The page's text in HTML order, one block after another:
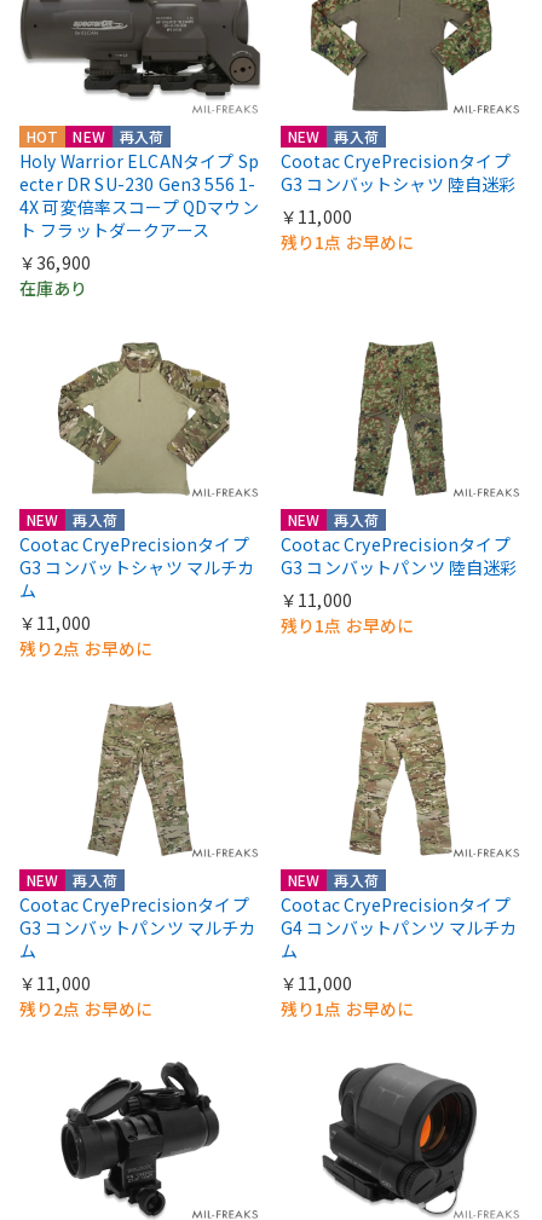
HOT NEW 再入荷
Holy Warrior ELCANタイプ Sp
ecter DR SU-230 Gen3 556 1-
4X 可変倍率スコープ QDマウン
ト フラットダークアース
￥36,900
在庫あり
NEW 再入荷
Cootac CryePrecisionタイプ
G3 コンバットシャツ 陸自迷彩
￥11,000
残り1点 お早めに
NEW 再入荷
Cootac CryePrecisionタイプ
G3 コンバットシャツ マルチカ
ム
￥11,000
残り2点 お早めに
NEW 再入荷
Cootac CryePrecisionタイプ
G3 コンバットパンツ 陸自迷彩
￥11,000
残り1点 お早めに
NEW 再入荷
Cootac CryePrecisionタイプ
G3 コンバットパンツ マルチカ
ム
￥11,000
残り2点 お早めに
NEW 再入荷
Cootac CryePrecisionタイプ
G4 コンバットパンツ マルチカ
ム
￥11,000
残り1点 お早めに